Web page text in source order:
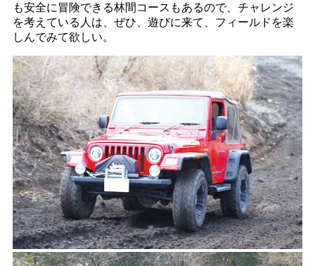
も安全に冒険できる林間コースもあるので、チャレンジ
を考えている人は、ぜひ、遊びに来て、フィールドを楽
しんでみて欲しい。